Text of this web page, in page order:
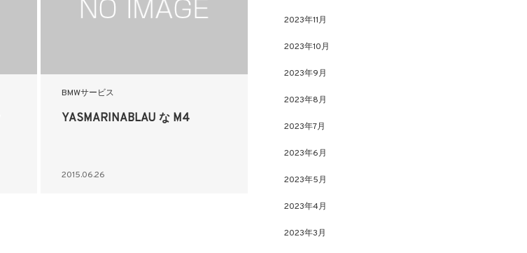
BMWサービス
YASMARINABLAU な M4
2015.06.26
2023年11月
2023年10月
2023年9月
2023年8月
2023年7月
2023年6月
2023年5月
2023年4月
2023年3月